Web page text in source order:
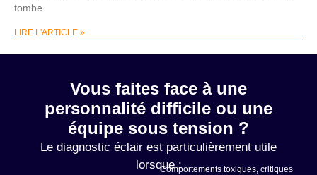
tombe
LIRE L'ARTICLE »
Vous faites face à une
personnalité difficile ou une
équipe sous tension ?
Le diagnostic éclair est particulièrement utile
lorsque :Comportements toxiques, critiques